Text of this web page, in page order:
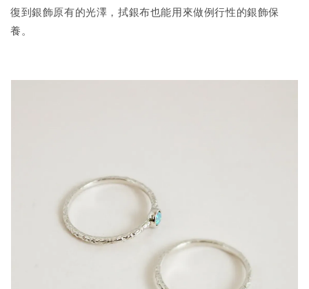
復到銀飾原有的光澤，拭銀布也能用來做例行性的銀飾保
養。